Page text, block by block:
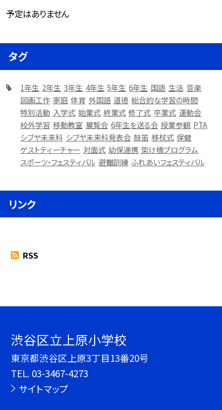
予定はありません
タグ
1年生 2年生 3年生 4年生 5年生 6年生 国語 生活 音楽
図画工作 家庭 体育 外国語 道徳 総合的な学習の時間
特別活動 入学式 始業式 終業式 修了式 卒業式 運動会
校外学習 移動教室 展覧会 6年生を送る会 授業参観 PTA
シブヤ未来科 シブヤ未来科発表会 鼓笛 移杖式 保健
ゲストティーチャー 対面式 幼保連携 架け橋プログラム
スポーツ・フェスティバル 避難訓練 ふれあいフェスティバル
リンク
RSS
渋谷区立上原小学校
東京都渋谷区上原3丁目13番20号
TEL. 03-3467-4273
サイトマップ